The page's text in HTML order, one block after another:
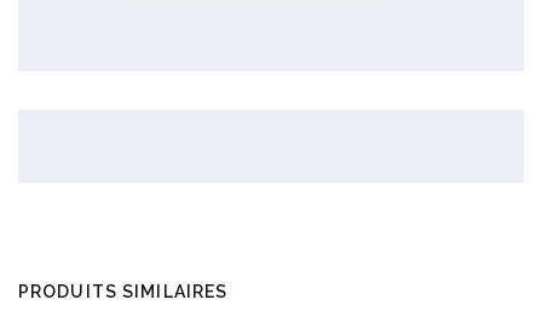
PRODUITS SIMILAIRES